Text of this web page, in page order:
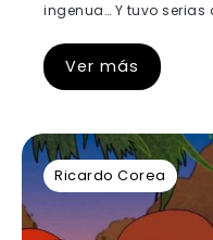
ingenua… Y tuvo serias
Ver más
Ricardo Corea